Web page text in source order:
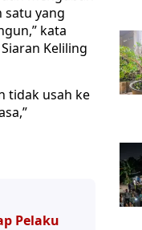
satu yang
kata
Keliling
tidak usah ke
Pelaku